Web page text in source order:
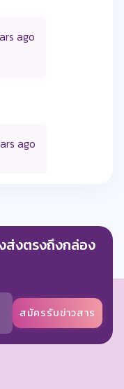
ago
ago
ago
ส่งตรงถึงกล่อง
สมัครรับข่าวสาร